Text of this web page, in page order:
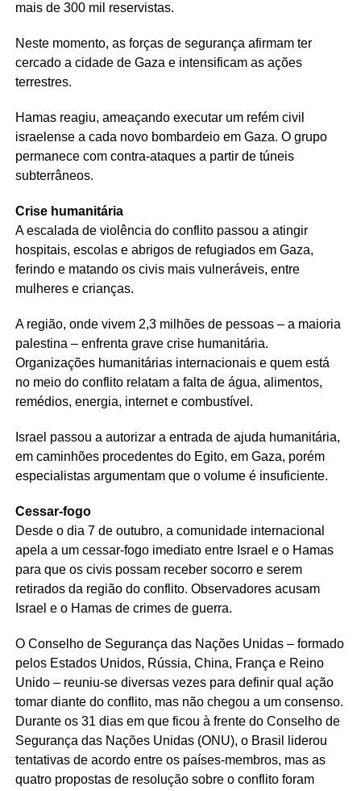
mais de 300 mil reservistas.
Neste momento, as forças de segurança afirmam ter
cercado a cidade de Gaza e intensificam as ações
terrestres.
Hamas reagiu, ameaçando executar um refém civil
israelense a cada novo bombardeio em Gaza. O grupo
permanece com contra-ataques a partir de túneis
subterrâneos.
Crise humanitária
A escalada de violência do conflito passou a atingir
hospitais, escolas e abrigos de refugiados em Gaza,
ferindo e matando os civis mais vulneráveis, entre
mulheres e crianças.
A região, onde vivem 2,3 milhões de pessoas – a maioria
palestina – enfrenta grave crise humanitária.
Organizações humanitárias internacionais e quem está
no meio do conflito relatam a falta de água, alimentos,
remédios, energia, internet e combustível.
Israel passou a autorizar a entrada de ajuda humanitária,
em caminhões procedentes do Egito, em Gaza, porém
especialistas argumentam que o volume é insuficiente.
Cessar-fogo
Desde o dia 7 de outubro, a comunidade internacional
apela a um cessar-fogo imediato entre Israel e o Hamas
para que os civis possam receber socorro e serem
retirados da região do conflito. Observadores acusam
Israel e o Hamas de crimes de guerra.
O Conselho de Segurança das Nações Unidas – formado
pelos Estados Unidos, Rússia, China, França e Reino
Unido – reuniu-se diversas vezes para definir qual ação
tomar diante do conflito, mas não chegou a um consenso.
Durante os 31 dias em que ficou à frente do Conselho de
Segurança das Nações Unidas (ONU), o Brasil liderou
tentativas de acordo entre os países-membros, mas as
quatro propostas de resolução sobre o conflito foram